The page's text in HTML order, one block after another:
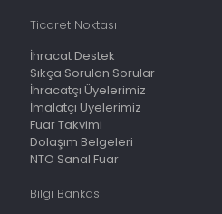
Ticaret Noktası
İhracat Destek
Sıkça Sorulan Sorular
İhracatçı Üyelerimiz
İmalatçı Üyelerimiz
Fuar Takvimi
Dolaşım Belgeleri
NTO Sanal Fuar
Bilgi Bankası